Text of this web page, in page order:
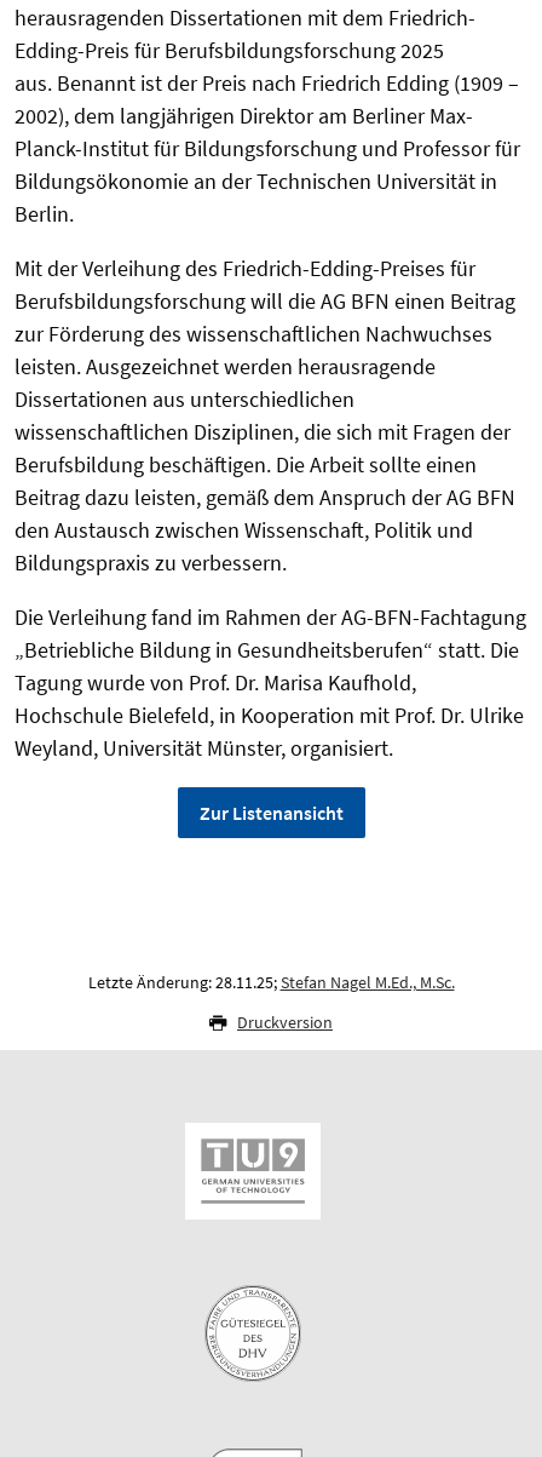
herausragenden Dissertationen mit dem Friedrich-
Edding-Preis für Berufsbildungsforschung 2025
aus. Benannt ist der Preis nach Friedrich Edding (1909 –
2002), dem langjährigen Direktor am Berliner Max-
Planck-Institut für Bildungsforschung und Professor für
Bildungsökonomie an der Technischen Universität in
Berlin.
Mit der Verleihung des Friedrich-Edding-Preises für
Berufsbildungsforschung will die AG BFN einen Beitrag
zur Förderung des wissenschaftlichen Nachwuchses
leisten. Ausgezeichnet werden herausragende
Dissertationen aus unterschiedlichen
wissenschaftlichen Disziplinen, die sich mit Fragen der
Berufsbildung beschäftigen. Die Arbeit sollte einen
Beitrag dazu leisten, gemäß dem Anspruch der AG BFN
den Austausch zwischen Wissenschaft, Politik und
Bildungspraxis zu verbessern.
Die Verleihung fand im Rahmen der AG-BFN-Fachtagung
„Betriebliche Bildung in Gesundheitsberufen“ statt. Die
Tagung wurde von Prof. Dr. Marisa Kaufhold,
Hochschule Bielefeld, in Kooperation mit Prof. Dr. Ulrike
Weyland, Universität Münster, organisiert.
Zur Listenansicht
Letzte Änderung: 28.11.25;Stefan Nagel M.Ed., M.Sc.
Druckversion